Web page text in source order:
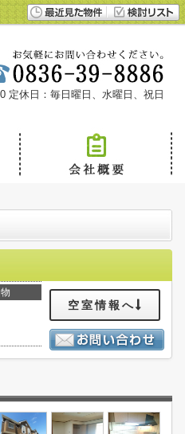
定休日：毎日曜日、水曜日、祝日
空室情報へ